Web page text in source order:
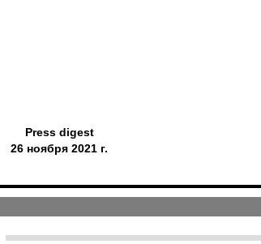
Press digest
26 ноября 2021 г.